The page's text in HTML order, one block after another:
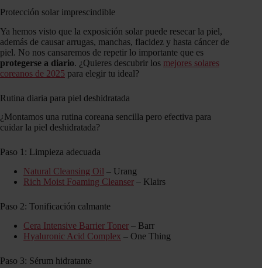
Protección solar imprescindible
Ya hemos visto que la exposición solar puede resecar la piel,
además de causar arrugas, manchas, flacidez y hasta cáncer de
piel. No nos cansaremos de repetir lo importante que es
protegerse a diario. ¿Quieres descubrir los mejores solares
coreanos de 2025 para elegir tu ideal?
Rutina diaria para piel deshidratada
¿Montamos una rutina coreana sencilla pero efectiva para
cuidar la piel deshidratada?
Paso 1: Limpieza adecuada
Natural Cleansing Oil – Urang
Rich Moist Foaming Cleanser – Klairs
Paso 2: Tonificación calmante
Cera Intensive Barrier Toner – Barr
Hyaluronic Acid Complex – One Thing
Paso 3: Sérum hidratante